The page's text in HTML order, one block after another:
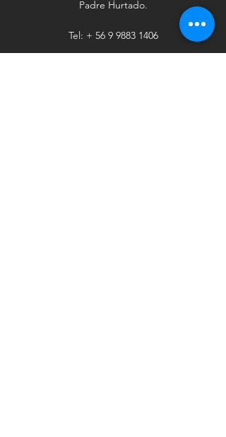
Padre Hurtado.
Tel: + 56 9 9883 1406